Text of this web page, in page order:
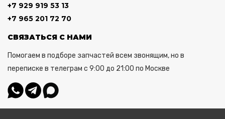
+7 929 919 53 13
+7 965 201 72 70
СВЯЗАТЬСЯ С НАМИ
Помогаем в подборе запчастей всем звонящим, но в
переписке в телеграм с 9:00 до 21:00 по Москве